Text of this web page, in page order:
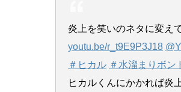
炎上を笑いのネタに変え
youtu.be/r_t9E9P3J18
＃ヒカル ＃水溜まりボン
ヒカルくんにかかれば炎